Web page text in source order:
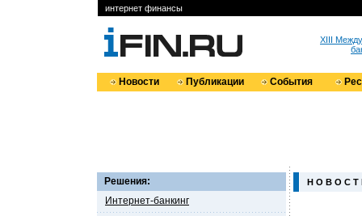
интернет финансы
XIII
Новости Публикации События
Решения:
Интернет-банкинг
Н О В О С Т